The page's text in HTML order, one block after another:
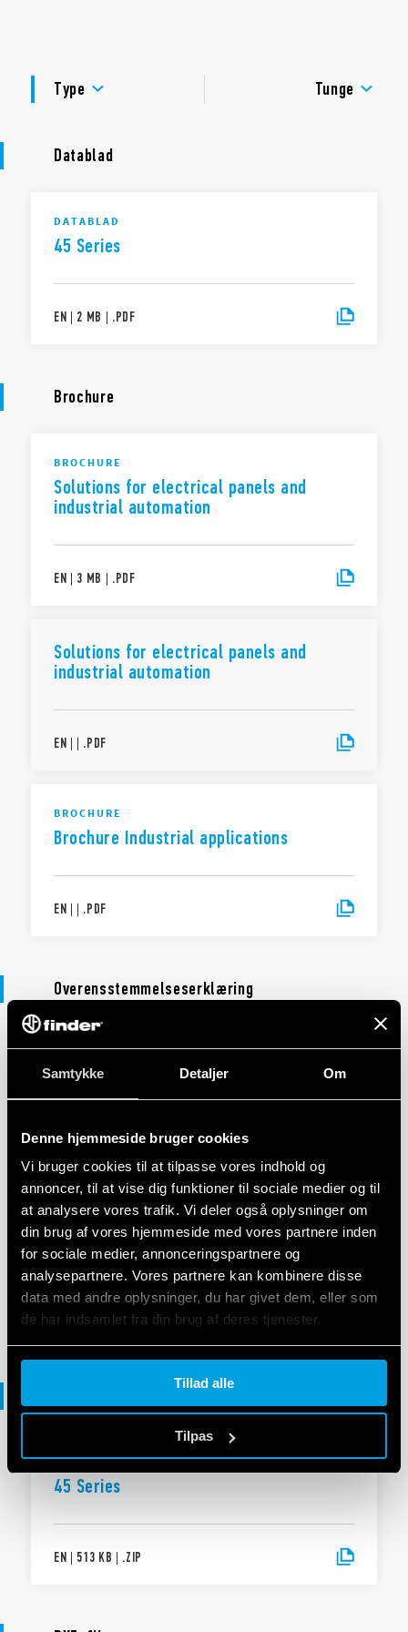
Samtykke Detaljer Om
Denne hjemmeside bruger cookies
Vi bruger cookies til at tilpasse vores indhold og
annoncer, til at vise dig funktioner til sociale medier og til
at analysere vores trafik. Vi deler også oplysninger om
din brug af vores hjemmeside med vores partnere inden
for sociale medier, annonceringspartnere og
analysepartnere. Vores partnere kan kombinere disse
data med andre oplysninger, du har givet dem, eller som
de har indsamlet fra din brug af deres tjenester.
Cookie policy.
Tillad alle
Tilpas
GODKENDELSER
Type
Tunge
Datablad
DATABLAD
45 Series
EN | 2 MB | .PDF
Brochure
BROCHURE
Solutions for electrical panels and
industrial automation
EN | 3 MB | .PDF
Solutions for electrical panels and
industrial automation
EN | | .PDF
BROCHURE
Brochure Industrial applications
EN | | .PDF
Overensstemmelseserklæring
DoC 45 Series
||
DECLARATION OF CONFORMITY - UKCA
UKCA 45 Series
EN|| .PDF
3D-FIL
45 Series
EN | 513 KB | .ZIP